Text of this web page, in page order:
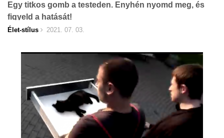
Egy titkos gomb a testeden. Enyhén nyomd meg, és
figyeld a hatását!
Élet-stílus 2021. 07. 03.